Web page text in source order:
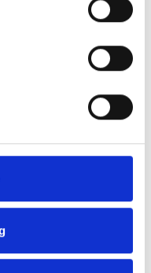
om deg
også rett til å få
i henhold til